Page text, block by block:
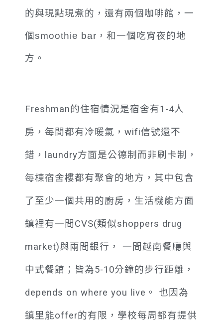
的與現點現煮的，還有兩個咖啡館，一
個smoothie bar，和一個吃宵夜的地
方。
Freshman的住宿情況是宿舍有1-4人
房，每間都有冷暖氣 ， wifi信號還不
錯 ， laundry方面是公德制而非刷卡制，
每棟宿舍樓都有聚會的地方，其中包含
了至少一個共用的廚房 ， 生活機能方面
鎮裡有一間CVS(類似shoppers drug
market)與兩間銀行， 一間越南餐廳與
中式餐館；皆為5-10分鐘的步行距離，
depends on where you live。 也因為
鎮里能offer的有限，學校每周都有提供